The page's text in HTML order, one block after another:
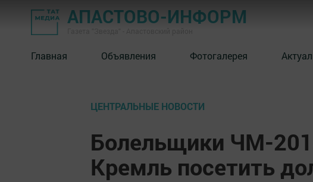
АПАСТОВО-ИНФОРМ
Главная Объявления Фотогалерея
ЦЕНТРАЛЬНЫЕ НОВОСТИ
Болельщики ЧМ-
Кремль посетить